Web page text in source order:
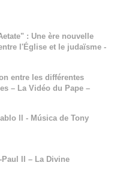
: Une ère nouvelle
l'Église et le judaïsme -
entre les différentes
– La Vidéo du Pape –
ll - Música de Tony
II – La Divine